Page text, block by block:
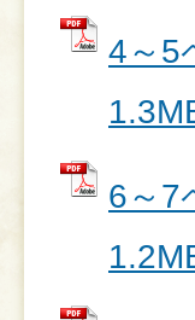
4～5
6～7